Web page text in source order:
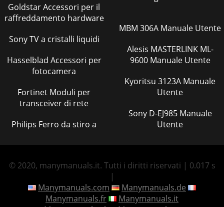
Goldstar Accessori per il
raffreddamento hardware
Sony TV a cristalli liquidi
Hasselblad Accessori per
fotocamera
Fortinet Moduli per
transceiver di rete
Philips Ferro da stiro a
MBM 306A Manuale Utente
Alesis MASTERLINK ML-
9600 Manuale Utente
Kyoritsu 3123A Manuale
Utente
Sony D-EJ985 Manuale
Utente
© 2020, manymanuals.it. Tutti i diritti riservati | 0.017 s
|
Manymanuals.com
Manymanuals.de
Manymanuals.fr
Manymanuals.it